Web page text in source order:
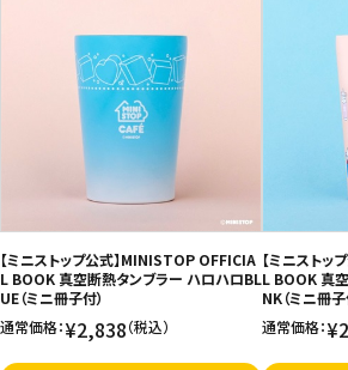
【ミニストップ公式】MINISTOP OFFICIA
L BOOK 真空断熱タンブラー ハロハロBL
UE（ミニ冊子付）
通常価格：¥2,838（税込）
【ミニスト
L BOOK 真
NK（ミニ冊子
通常価格：